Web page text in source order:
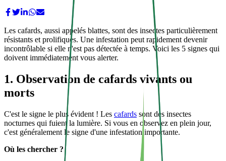
Les cafards, aussi appelés blattes, sont des insectes particulièrement
résistants et prolifiques. Une infestation peut rapidement devenir
incontrôlable si elle n'est pas détectée à temps. Voici les 5 signes qui
doivent immédiatement vous alerter.
1. Observation de cafards vivants ou
morts
C'est le signe le plus évident ! Les cafards sont des insectes
nocturnes qui fuient la lumière. Si vous en observez en plein jour,
c'est généralement le signe d'une infestation importante.
Où les chercher ?